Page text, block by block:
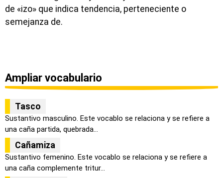
de «izo» que indica tendencia, perteneciente o
semejanza de.
Ampliar vocabulario
Tasco
Sustantivo masculino. Este vocablo se relaciona y se refiere a
una caña partida, quebrada...
Cañamiza
Sustantivo femenino. Este vocablo se relaciona y se refiere a
una caña complemente tritur...